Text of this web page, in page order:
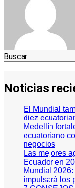
Buscar
Noticias
El Mundial
diez
Medellín
ecuatoriano
negocios
Las mejores
Ecuador en
Mundial 2026:
impulsará los